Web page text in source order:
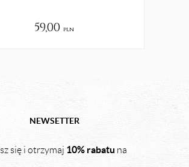
59,00 pln
NEWSETTER
się i otrzymaj 10% rabatu na